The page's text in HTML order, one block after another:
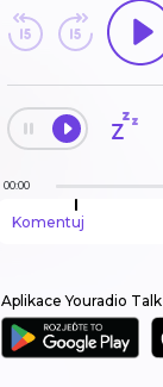
00:00
Komentuj
Aplikace Youradio Talk